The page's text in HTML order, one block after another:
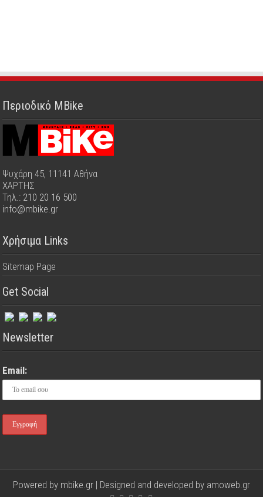
Περιοδικό MBike
Ψυχάρη 45, 11141 Αθήνα
ΧΑΡΤΗΣ
Τηλ.: 210 20 16 500
info@mbike.gr
Χρήσιμα Links
Sitemap Page
Get Social
Newsletter
Email:
Powered by mbike.gr | Designed and developed by amoweb.gr